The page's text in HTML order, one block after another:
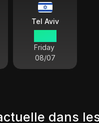
Tel Aviv
Friday
08/07
dans